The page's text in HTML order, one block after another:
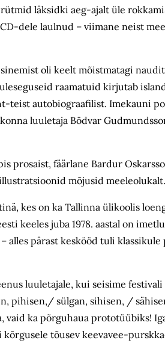
läksidki aeg-ajalt üle
dele laulnud – viimane neist
oli keelt mõistmatagi
raamatuid kirjutab
teist autobiograafilist. Imekauni
luuletaja Bödvar
prosaist, fäärlane Bardur
mõjusid meeleolukalt.
kes on ka Tallinna ülikoolis
keeles juba 1978. aastal on
alles pärast keskööd tuli klassikule
luuletajale, kui seisime
pihisen,/ sülgan, sihisen, /
vaid ka põrguhaua prototüübiks!
tõusev keevavee-